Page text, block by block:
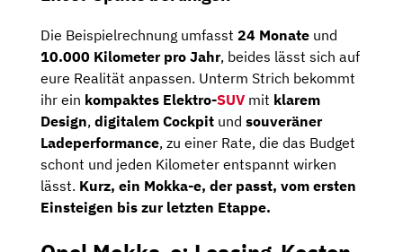
Die Beispielrechnung umfasst 24 Monate und
10.000 Kilometer pro Jahr, beides lässt sich auf
eure Realität anpassen. Unterm Strich bekommt
ihr ein kompaktes Elektro-SUV mit klarem
Design, digitale­m Cockpit und souveräner
Ladeperformance, zu einer Rate, die das Budget
schont und jeden Kilometer entspannt wirken
lässt. Kurz, ein Mokka-e, der passt, vom ersten
Einsteigen bis zur letzten Etappe.